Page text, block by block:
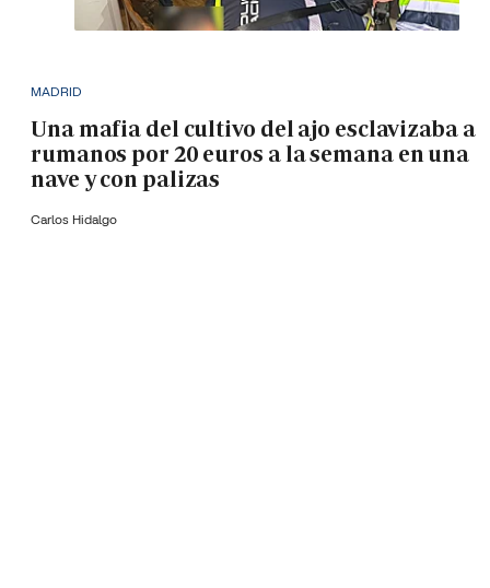
MADRID
Una mafia del cultivo del ajo esclavizaba a
rumanos por 20 euros a la semana en una
nave y con palizas
Carlos Hidalgo